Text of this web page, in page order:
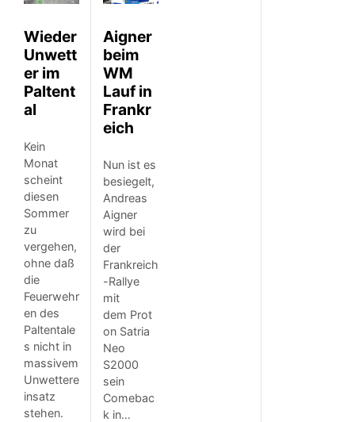
Wieder
Unwett
er im
Paltent
al
Kein
Monat
scheint
diesen
Sommer
zu
vergehen,
ohne daß
die
Feuerwehr
en des
Paltentale
s nicht in
massivem
Unwettere
insatz
stehen.
Aigner
beim
WM
Lauf in
Frankr
eich
Nun ist es
besiegelt,
Andreas
Aigner
wird bei
der
Frankreich
-Rallye
mit
dem Prot
on Satria
Neo
S2000
sein
Comebac
k in…